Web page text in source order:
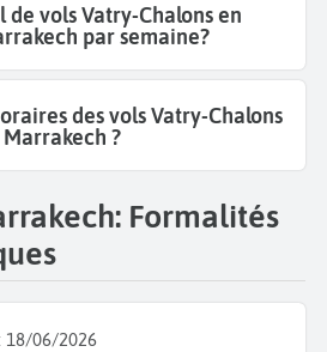
de vols Vatry-Chalons en
par semaine?
des vols Vatry-Chalons
?
Formalités
18/06/2026